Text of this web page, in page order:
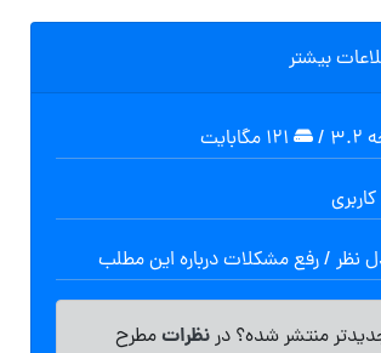
بیشتر
/
نظر / رفع مشکلات درباره این مطلب
منتشر شده؟ درنظراتمطرح